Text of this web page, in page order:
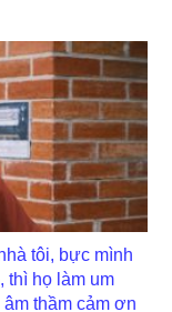
tôi, bực mình
thì họ làm um
thầm cảm ơn